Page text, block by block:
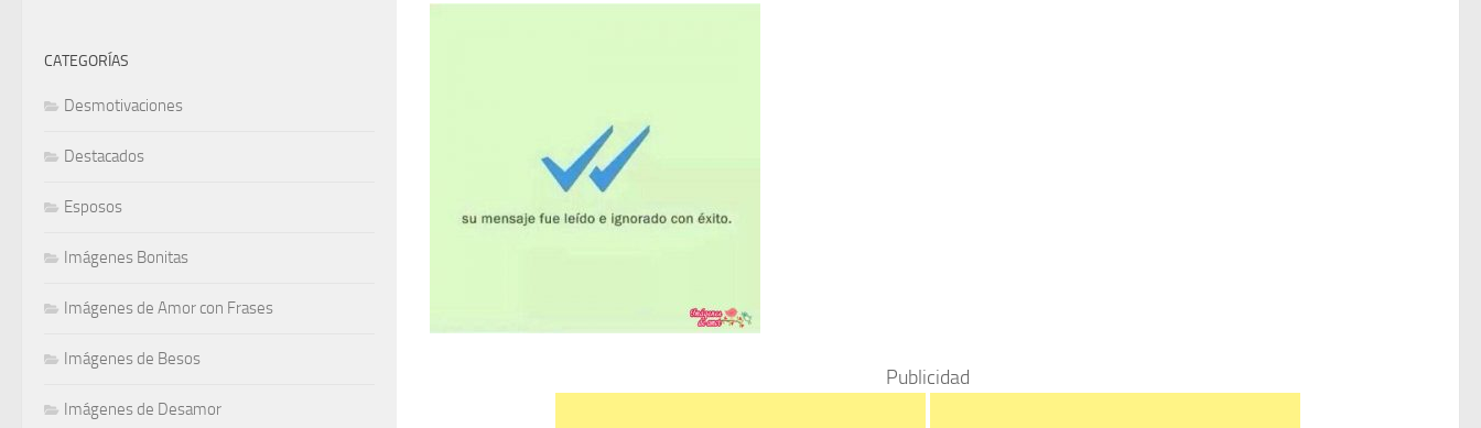
Publicidad
CATEGORÍAS
Desmotivaciones
Destacados
Esposos
Imágenes Bonitas
Imágenes de Amor con Frases
Imágenes de Besos
Imágenes de Desamor